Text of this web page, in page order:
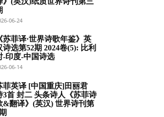
06-24
苏菲译·世界诗歌年鉴》英
诗选第52期 2024卷(5): 比利
-印度-中国诗选
06-14
菲英译 [中国重庆]田丽君
3首 封二 头条诗人《苏菲诗
&翻译》(英汉) 世界诗刊第